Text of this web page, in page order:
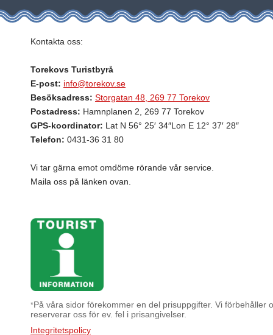
Kontakta oss:
Torekovs Turistbyrå
E-post: info@torekov.se
Besöksadress: Storgatan 48, 269 77 Torekov
Postadress: Hamnplanen 2, 269 77 Torekov
GPS-koordinator: Lat N 56° 25′ 34″Lon E 12° 37′ 28″
Telefon: 0431-36 31 80
Vi tar gärna emot omdöme rörande vår service.
Maila oss på länken ovan.
*På våra sidor förekommer en del prisuppgifter. Vi förbehåller
reserverar oss för ev. fel i prisangivelser.
Integritetspolicy